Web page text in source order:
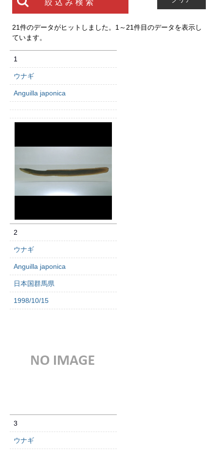
21件のデータがヒットしました。1～21件目のデータを表示し
ています。
1
ウナギ
Anguilla japonica
2
ウナギ
Anguilla japonica
日本国群馬県
1998/10/15
3
ウナギ